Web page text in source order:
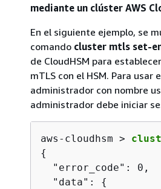
mediante un clúster AWS
En el siguiente ejemplo, se
comando cluster mtls set-
de CloudHSM para
mTLS con el HSM. Para usar
administrador con nombre
administrador debe iniciar
aws-cloudhsm >
{
  "error_code": 0,
  "data":
{